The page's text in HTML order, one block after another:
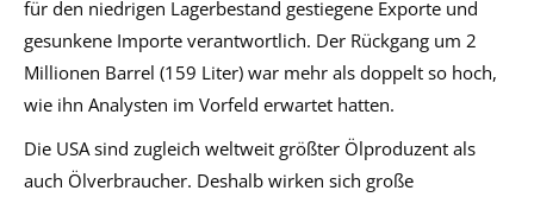
für den niedrigen Lagerbestand gestiegene Exporte und
gesunkene Importe verantwortlich. Der Rückgang um 2
Millionen Barrel (159 Liter) war mehr als doppelt so hoch,
wie ihn Analysten im Vorfeld erwartet hatten.
Die USA sind zugleich weltweit größter Ölproduzent als
auch Ölverbraucher. Deshalb wirken sich große